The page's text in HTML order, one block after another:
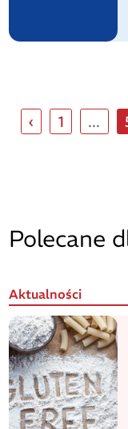
‹ 1 ...
Polecane
Aktualności